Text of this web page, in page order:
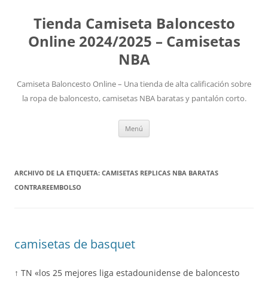
Tienda Camiseta Baloncesto
Online 2024/2025 – Camisetas
NBA
Camiseta Baloncesto Online – Una tienda de alta calificación sobre
la ropa de baloncesto, camisetas NBA baratas y pantalón corto.
Menú
ARCHIVO DE LA ETIQUETA: CAMISETAS REPLICAS NBA BARATAS
CONTRAREEMBOLSO
camisetas de basquet
↑ TN «los 25 mejores liga estadounidense de baloncesto